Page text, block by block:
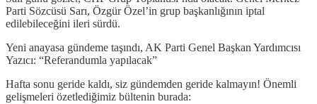
Parti Sözcüsü Sarı, Özgür Özel’in grup başkanlığının iptal
edilebileceğini ileri sürdü.
Yeni anayasa gündeme taşındı, AK Parti Genel Başkan Yardımcısı
Yazıcı: “Referandumla yapılacak”
Hafta sonu geride kaldı, siz gündemden geride kalmayın! Önemli
gelişmeleri özetlediğimiz bültenin burada: